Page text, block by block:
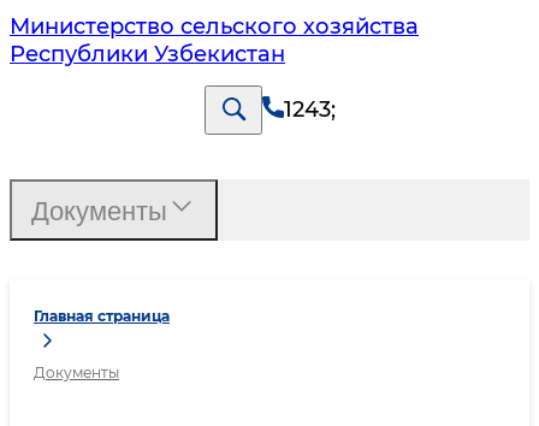
Министерство сельского хозяйства
Республики Узбекистан
1243;
Главная страница
Документы
Документы